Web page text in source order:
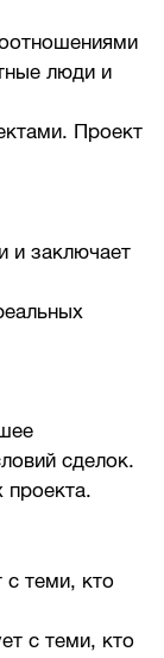
люди и
Проект
и заключает
сделок.
с теми, кто
с теми, кто